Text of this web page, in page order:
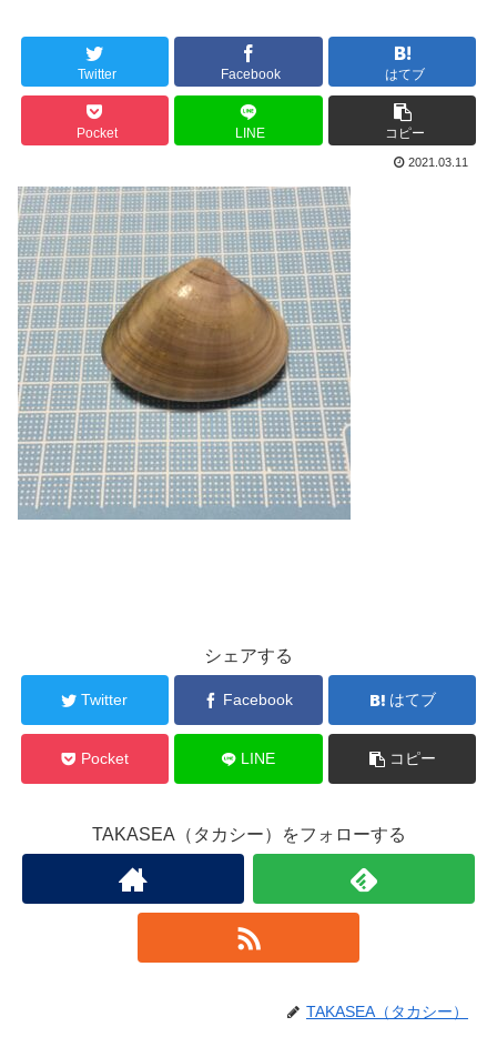
Twitter Facebook はてブ
Pocket LINE コピー
2021.03.11
シェアする
Twitter Facebook はてブ
Pocket LINE コピー
TAKASEA（タカシー）をフォローする
TAKASEA（タカシー）